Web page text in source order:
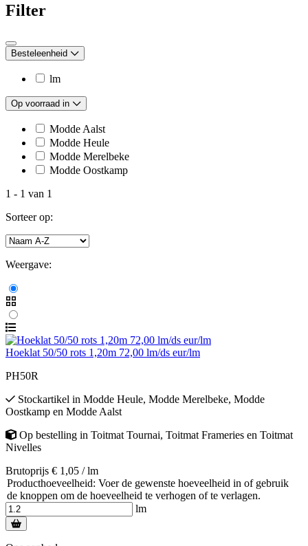
Filter
Besteleenheid
lm
Op voorraad in
Modde Aalst
Modde Heule
Modde Merelbeke
Modde Oostkamp
1 - 1 van 1
Sorteer op:
Weergave:
Hoeklat 50/50 rots 1,20m 72,00 lm/ds eur/lm
PH50R
Stockartikel in Modde Heule, Modde Merelbeke, Modde
Oostkamp en Modde Aalst
Op bestelling in Toitmat Tournai, Toitmat Frameries en Toitmat
Nivelles
Brutoprijs € 1,05 / lm
Producthoeveelheid: Voer de gewenste hoeveelheid in of gebruik
de knoppen om de hoeveelheid te verhogen of te verlagen.
lm